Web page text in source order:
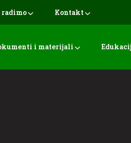
radimo Kontakt
i materijali